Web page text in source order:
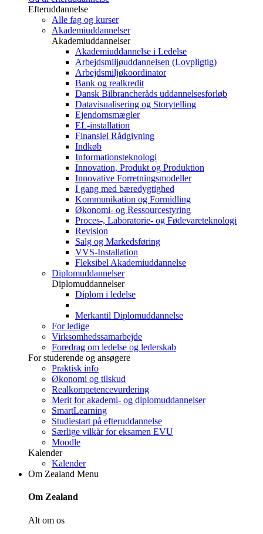
Efteruddannelse
Alle fag og kurser
Akademiuddannelser
Akademiuddannelser
Akademiuddannelse i Ledelse
Arbejdsmiljøuddannelsen (Lovpligtig)
Arbejdsmiljøkoordinator
Bank og realkredit
Dansk Bilbrancheråds uddannelsesforløb
Datavisualisering og Storytelling
Ejendomsmægler
EL-installation
Finansiel Rådgivning
Indkøb
Informationsteknologi
Innovation, Produkt og Produktion
Innovative Forretningsmodeller
I gang med bæredygtighed
Kommunikation og Formidling
Økonomi- og Ressourcestyring
Proces-, Laboratorie- og Fødevareteknologi
Revision
Salg og Markedsføring
VVS-Installation
Fleksibel Akademiuddannelse
Diplomuddannelser
Diplomuddannelser
Diplom i ledelse
Merkantil Diplomuddannelse
For ledige
Virksomhedssamarbejde
Foredrag om ledelse og lederskab
For studerende og ansøgere
Praktisk info
Økonomi og tilskud
Realkompetencevurdering
Merit for akademi- og diplomuddannelser
SmartLearning
Studiestart på efteruddannelse
Særlige vilkår for eksamen EVU
Moodle
Kalender
Kalender
Om Zealand Menu
Om Zealand
Alt om os